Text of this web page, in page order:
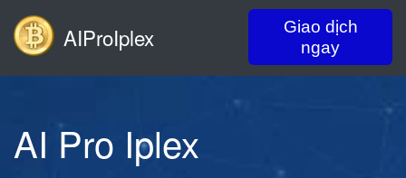
AIProIplex
Giao dịch
ngay
AI Pro Iplex